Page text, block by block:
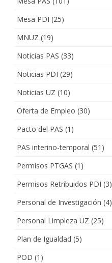
Mesa PDI (25)
MNUZ (19)
Noticias PAS (33)
Noticias PDI (29)
Noticias UZ (10)
Oferta de Empleo (30)
Pacto del PAS (1)
PAS interino-temporal (51)
Permisos PTGAS (1)
Permisos Retribuidos PDI (3)
Personal de Investigación (4)
Personal Limpieza UZ (25)
Plan de Igualdad (5)
POD (1)